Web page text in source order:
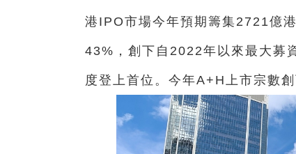
港IPO市場今年預期籌集2721億
43%，創下自2022年以來最大募
度登上首位。今年A+H上市宗數